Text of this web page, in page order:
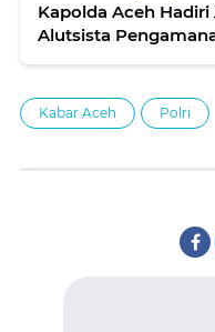
Kapolda Aceh
Alutsista
Kabar Aceh Polri